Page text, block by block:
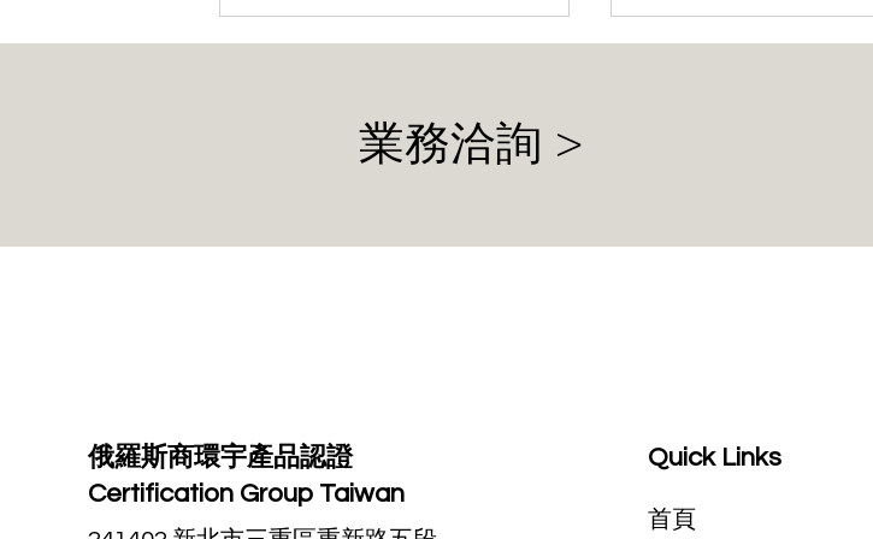
巴西版 RoHS 法規草案出爐，
巴西 ANATEL 明確界定
業務洽詢 >
俄羅斯商環宇產品認證
Certification Group Taiwan
Quick Links
首頁